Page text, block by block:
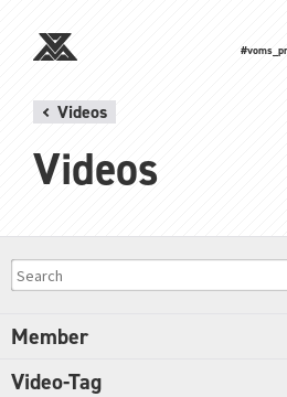
Videos
Videos
Member
Video-Tag